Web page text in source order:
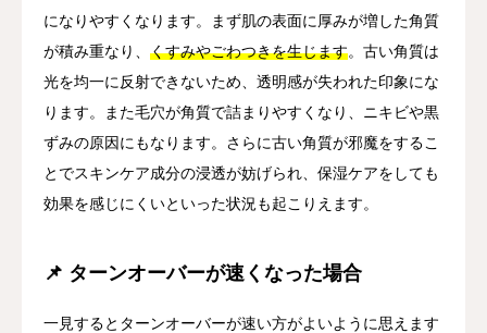
になりやすくなります。まず肌の表面に厚みが増した角質
が積み重なり、 くすみやごわつきを生じます。古い角質は
光を均一に反射できないため、透明感が失われた印象にな
ります。また毛穴が角質で詰まりやすくなり、ニキビや黒
ずみの原因にもなります。さらに古い角質が邪魔をするこ
とでスキンケア成分の浸透が妨げられ、保湿ケアをしても
効果を感じにくいといった状況も起こりえます。
📌 ターンオーバーが速くなった場合
一見するとターンオーバーが速い方がよいように思えます